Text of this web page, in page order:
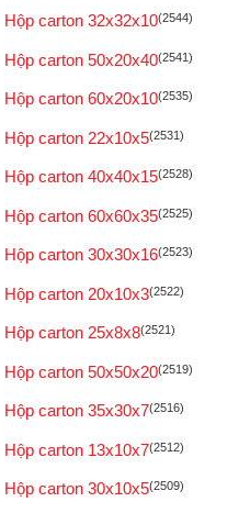
Hộp carton 32x32x10(2544)
Hộp carton 50x20x40(2541)
Hộp carton 60x20x10(2535)
Hộp carton 22x10x5(2531)
Hộp carton 40x40x15(2528)
Hộp carton 60x60x35(2525)
Hộp carton 30x30x16(2523)
Hộp carton 20x10x3(2522)
Hộp carton 25x8x8(2521)
Hộp carton 50x50x20(2519)
Hộp carton 35x30x7(2516)
Hộp carton 13x10x7(2512)
Hộp carton 30x10x5(2509)